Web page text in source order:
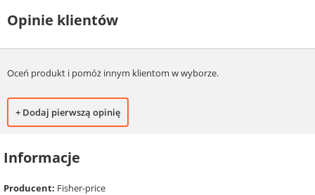
Opinie klientów
Oceń produkt i pomóż innym klientom w wyborze.
+ Dodaj pierwszą opinię
Informacje
Producent: Fisher-price